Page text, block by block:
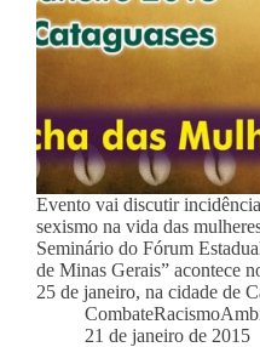
Evento vai discutir
sexismo na vida das
Seminário do Fórum
de Minas Gerais” acontece
25 de janeiro, na cidade de
21 de janeiro de 2015